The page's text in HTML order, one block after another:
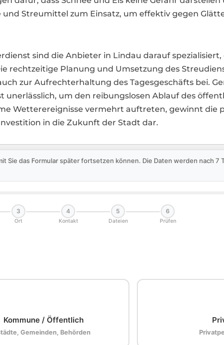
Streumittel zum Einsatz, um effektiv gegen
sind die Anbieter in Lindau darauf spezialisiert,
rechtzeitige Planung und Umsetzung des
zur Aufrechterhaltung des Tagesgeschäfts bei.
um den reibungslosen Ablauf des
Wetterereignisse vermehrt auftreten, gewinnt die
in die Zukunft der Stadt dar.
das Formular später fortsetzen können. Die Daten werden nach 7
3
Ort
4
Kontakt
5
Dateien
6
Prüfen
Kommune / Öffentlich
Gemeinden, Behörden